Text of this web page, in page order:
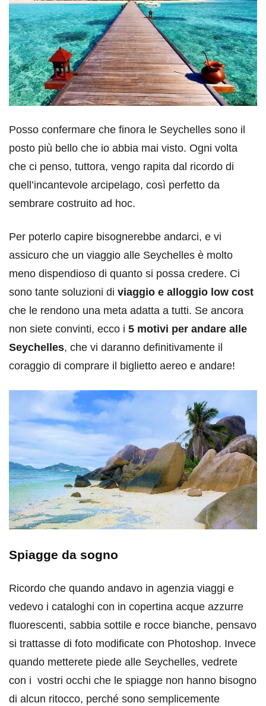
Posso confermare che finora le Seychelles sono il
posto più bello che io abbia mai visto. Ogni volta
che ci penso, tuttora, vengo rapita dal ricordo di
quell’incantevole arcipelago, così perfetto da
sembrare costruito ad hoc.
Per poterlo capire bisognerebbe andarci, e vi
assicuro che un viaggio alle Seychelles è molto
meno dispendioso di quanto si possa credere. Ci
sono tante soluzioni di viaggio e alloggio low cost
che le rendono una meta adatta a tutti. Se ancora
non siete convinti, ecco i 5 motivi per andare alle
Seychelles, che vi daranno definitivamente il
coraggio di comprare il biglietto aereo e andare!
Spiagge da sogno
Ricordo che quando andavo in agenzia viaggi e
vedevo i cataloghi con in copertina acque azzurre
fluorescenti, sabbia sottile e rocce bianche, pensavo
si trattasse di foto modificate con Photoshop. Invece
quando metterete piede alle Seychelles, vedrete
con i vostri occhi che le spiagge non hanno bisogno
di alcun ritocco, perché sono semplicemente